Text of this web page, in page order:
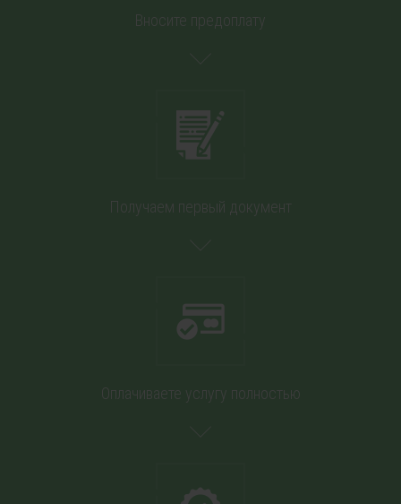
Вносите предоплату
Получаем первый документ
Оплачиваете услугу полностью